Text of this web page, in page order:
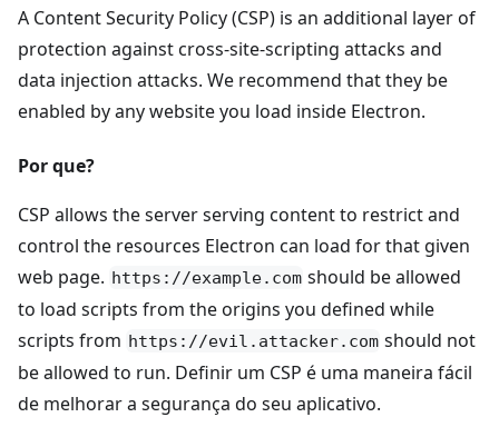
A Content Security Policy (CSP) is an additional layer of
protection against cross-site-scripting attacks and
data injection attacks. We recommend that they be
enabled by any website you load inside Electron.
Por que?
CSP allows the server serving content to restrict and
control the resources Electron can load for that given
web page. https://example.com should be allowed
to load scripts from the origins you defined while
scripts from https://evil.attacker.com should not
be allowed to run. Definir um CSP é uma maneira fácil
de melhorar a segurança do seu aplicativo.